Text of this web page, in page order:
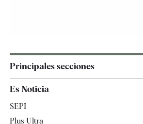
Principales secciones
España
Es Noticia
SEPI
Plus Ultra